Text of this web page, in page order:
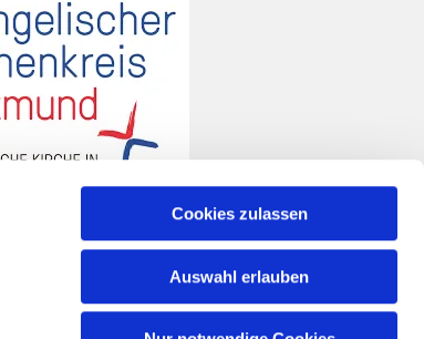
Cookies zulassen
Auswahl erlauben